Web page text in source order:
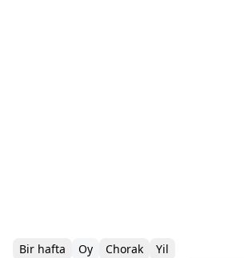
Bir hafta Oy Chorak Yil